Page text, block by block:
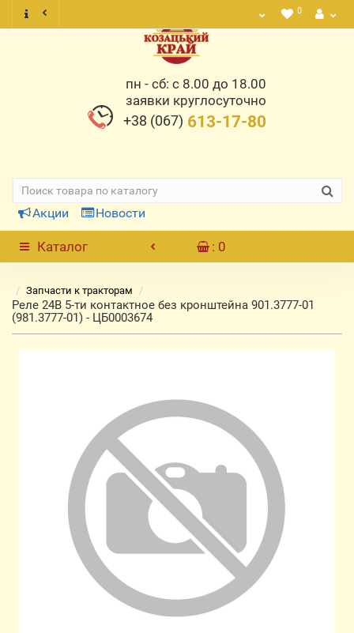
0
пн - сб: с 8.00 до 18.00
заявки круглосуточно
+38 (067) 613-17-80
Акции Новости
Каталог : 0
Запчасти к тракторам
Реле 24В 5-ти контактное без кронштейна 901.3777-01
(981.3777-01) - ЦБ0003674